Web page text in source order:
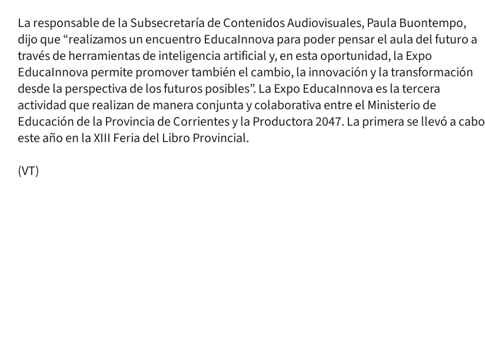
La responsable de la Subsecretaría de Contenidos Audiovisuales, Paula Buontempo,
dijo que “realizamos un encuentro EducaInnova para poder pensar el aula del futuro a
través de herramientas de inteligencia artificial y, en esta oportunidad, la Expo
EducaInnova permite promover también el cambio, la innovación y la transformación
desde la perspectiva de los futuros posibles”. La Expo EducaInnova es la tercera
actividad que realizan de manera conjunta y colaborativa entre el Ministerio de
Educación de la Provincia de Corrientes y la Productora 2047. La primera se llevó a cabo
este año en la XIII Feria del Libro Provincial.
(VT)